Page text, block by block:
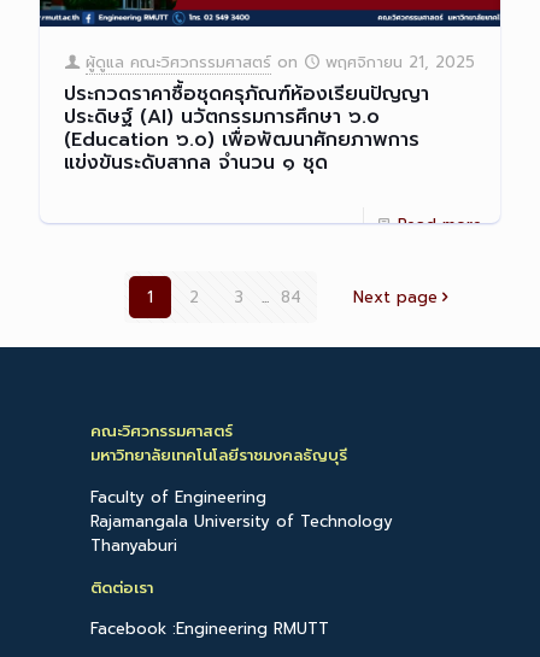
ผู้ดูแล คณะวิศวกรรมศาสตร์ on พฤศจิกายน 21, 2025
ประกวดราคาซื้อชุดครุภัณฑ์ห้องเรียนปัญญา
ประดิษฐ์ (AI) นวัตกรรมการศึกษา ๖.๐
(Education ๖.๐) เพื่อพัฒนาศักยภาพการ
แข่งขันระดับสากล จำนวน ๑ ชุด
Read more
1 2 3 ... 84 Next page
คณะวิศวกรรมศาสตร์
มหาวิทยาลัยเทคโนโลยีราชมงคลธัญบุรี
Faculty of Engineering
Rajamangala University of Technology
Thanyaburi
ติดต่อเรา
Facebook :Engineering RMUTT